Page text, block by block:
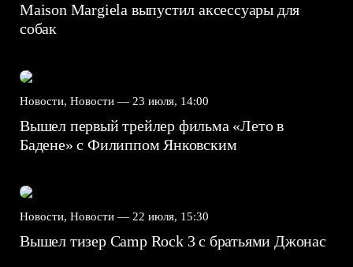
Maison Margiela выпустил аксессуары для
собак
Новости, Новости — 23 июля, 14:00
Вышел первый трейлер фильма «Лето в
Бадене» с Филиппом Янковским
Новости, Новости — 22 июля, 15:30
Вышел тизер Camp Rock 3 с братьями Джонас